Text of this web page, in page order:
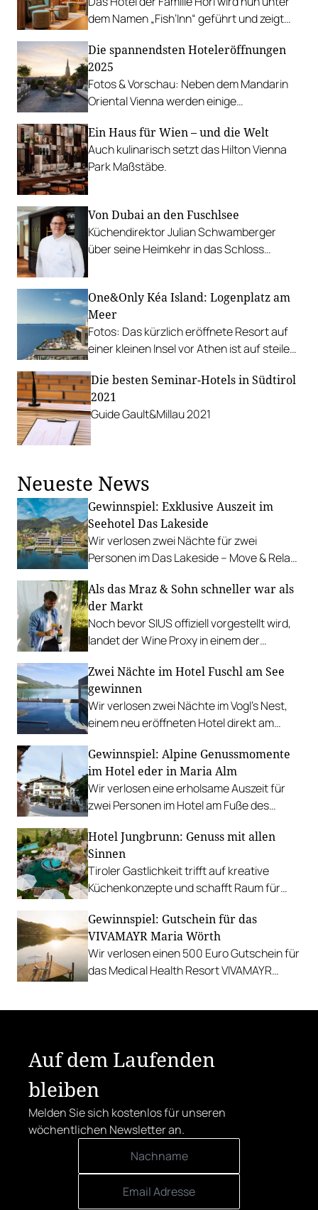
dem Namen „Fish’Inn“ geführt und zeigt
Die spannendsten Hoteleröffnungen
2025
Fotos & Vorschau: Neben dem Mandarin
Oriental Vienna werden einige
Pforten öffnen.
Ein Haus für Wien – und die Welt
Auch kulinarisch setzt das Hilton Vienna
Park Maßstäbe.
Von Dubai an den Fuschlsee
Küchendirektor Julian Schwamberger
über seine Heimkehr in das Schloss
One&Only Kéa Island: Logenplatz am
Meer
Fotos: Das kürzlich eröffnete Resort auf
einer kleinen Insel vor Athen ist auf steilen
Aussichtspunkten.
Die besten Seminar-Hotels in Südtirol
2021
Guide Gault&Millau 2021
Neueste News
Gewinnspiel: Exklusive Auszeit im
Seehotel Das Lakeside
Wir verlosen zwei Nächte für zwei
Personen im Das Lakeside – Move & Relax
Als das Mraz & Sohn schneller war als
der Markt
Noch bevor SIUS offiziell vorgestellt wird,
landet der Wine Proxy in einem der
Österreichs. Ein Zufall. Und irgendwie
auch keiner.
Zwei Nächte im Hotel Fuschl am See
gewinnen
Wir verlosen zwei Nächte im Vogl’s Nest,
einem neu eröffneten Hotel direkt am
Gewinnspiel: Alpine Genussmomente
im Hotel eder in Maria Alm
Wir verlosen eine erholsame Auszeit für
zwei Personen im Hotel am Fuße des
Hotel Jungbrunn: Genuss mit allen
Sinnen
Tiroler Gastlichkeit trifft auf kreative
Küchenkonzepte und schafft Raum für
Gewinnen Sie eine Auszeit in Tannheim.
Gewinnspiel: Gutschein für das
VIVAMAYR Maria Wörth
Wir verlosen einen 500 Euro Gutschein für
das Medical Health Resort VIVAMAYR
Auf dem Laufenden
bleiben
Melden Sie sich kostenlos für unseren
wöchentlichen Newsletter an.